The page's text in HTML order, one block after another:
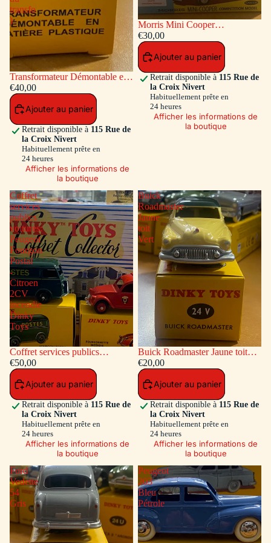
transfo
)
Transformateur Démontable en
matiére plastique Ref ADT-833
( Accessoires a l'intérieur du
transfo )
€40,00
Ajouter au panier
Retrait disponible à 115 Rue de
la Croix Nivert
Habituellement prête en
24 heures
Afficher les informations de
la boutique
Morris Mini Cooper
Competition #7 Bleu / Toit et
Capot Blanc
€30,00
Ajouter au panier
Retrait disponible à 115 Rue de
la Croix Nivert
Habituellement prête en
24 heures
Afficher les informations de
la boutique
Coffret
services
publics
voitures:
Peugeot
Fourgon
Postal
-
Citroen
2CV
incendie
Dinky
Toys
Coffret services publics
voitures: Peugeot Fourgon
Postal - Citroen 2CV incendie
Dinky Toys
€50,00
Ajouter au panier
Retrait disponible à 115 Rue de
la Croix Nivert
Habituellement prête en
24 heures
Afficher les informations de
la boutique
Buick
Roadmaster
Jaune
toit
Vert
Buick Roadmaster Jaune toit
Vert
€20,00
Ajouter au panier
Retrait disponible à 115 Rue de
la Croix Nivert
Habituellement prête en
24 heures
Afficher les informations de
la boutique
Ford
Vedette
54
Gris
Peugeot
203
Bleu
Pétrole